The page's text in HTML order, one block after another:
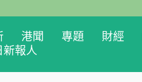
港聞 專題 財經
新報人